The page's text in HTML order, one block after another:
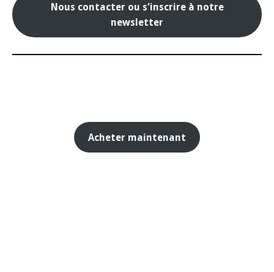
Nous contacter ou s'inscrire à notre
newsletter
Acheter maintenant